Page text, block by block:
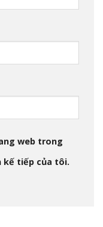
web trong
kế tiếp của tôi.